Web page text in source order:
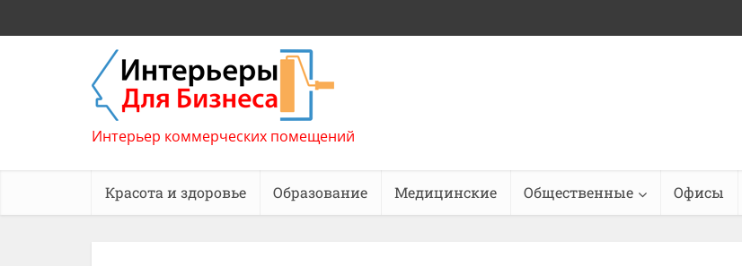
Интерьер коммерческих помещений
Красота и здоровье Образование Медицинские Общественные Офисы